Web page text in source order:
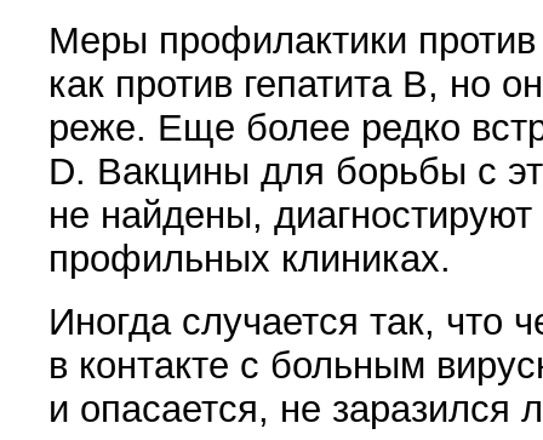
Меры профилактики против
как против гепатита В, но
реже. Еще более редко
D. Вакцины для борьбы с
не найдены,
профильных клиниках.
Иногда случается так, что
в контакте с больным
и опасается, не